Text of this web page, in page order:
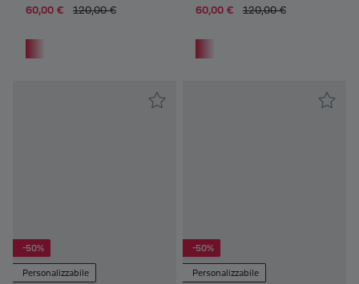
60,00 €
120,00 €
60,00 €
120,00 €
Frauen Unisex Maglia da Donna Casa Allianz 25-26
-50%
Personalizzabile
Frauen Unisex Maglia da
-50%
Personalizzabile